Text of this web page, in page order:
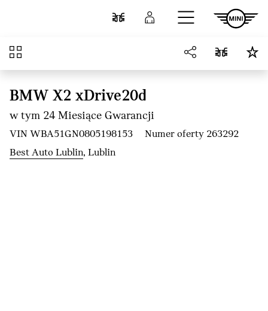
Przejdź do głównej treści
Porównaj Zaloguj się
Przegląd
BMW X2 xDrive20d
w tym 24 Miesiące Gwarancji
VIN WBA51GN0805198153
Numer oferty 263292
Best Auto Lublin, Lublin